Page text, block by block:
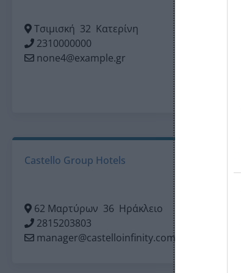
Τσιμισκή 32 Κατερίνη
2310000000
none4@example.gr
Castello Group Hotels
62 Μαρτύρων 36 Ηράκλειο
2815203803
manager@castelloinfinity.com